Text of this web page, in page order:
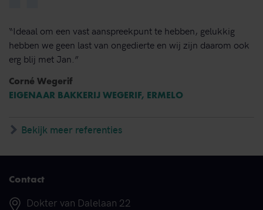
“Ideaal om een vast aanspreekpunt te hebben, gelukkig
hebben we geen last van ongedierte en wij zijn daarom ook
erg blij met Jan.”
Corné Wegerif
EIGENAAR BAKKERIJ WEGERIF, ERMELO
Bekijk meer referenties
Contact
Adres
Dokter van Dalelaan 22